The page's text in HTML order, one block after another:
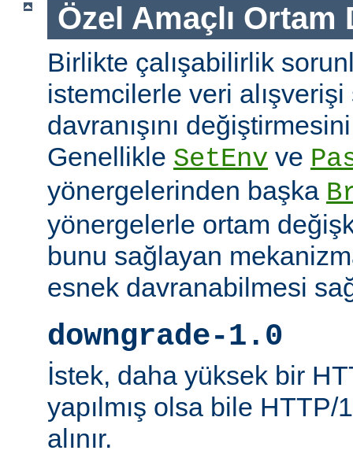
Özel Amaçlı
Birlikte çalışabilirlik
istemcilerle veri alışverişi
davranışını
Genellikle SetEnv ve
yönergelerinden başka
yönergelerle ortam
bunu sağlayan
esnek davranabilmesi
downgrade-1.0
İstek, daha yüksek bir
yapılmış olsa bile
alınır.